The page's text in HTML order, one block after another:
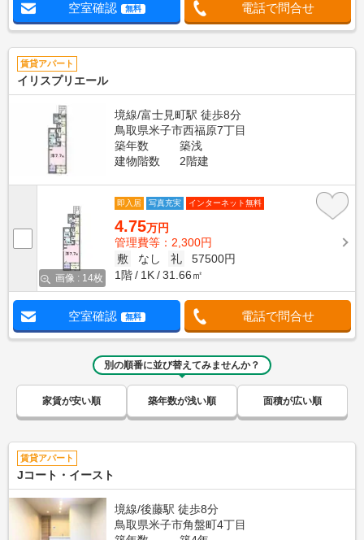
空室確認 無料 電話で問合せ
賃貸アパート
イリスプリエール
境線/富士見町駅 徒歩8分
鳥取県米子市西福原7丁目
築年数
築浅
建物階数
2階建
画像 : 14枚
即入居 写真充実 インターネット無料
4.75万円
管理費等：2,300円
敷
なし 礼
57500円
1階
1K 31.66㎡
空室確認 無料 電話で問合せ
別の順番に並び替えてみませんか？
家賃が安い順 築年数が浅い順 面積が広い順
賃貸アパート
Jコート・イースト
境線/後藤駅 徒歩8分
鳥取県米子市角盤町4丁目